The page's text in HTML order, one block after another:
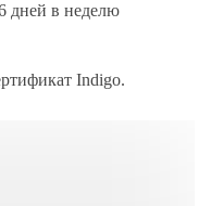
дней в неделю
Indigo.